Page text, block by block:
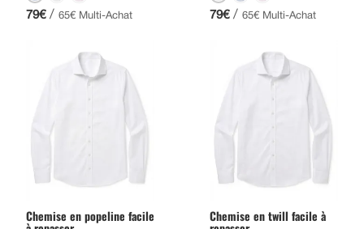
79€ / 65€ Multi-Achat 79€ / 65€ Multi-Achat
Chemise en popeline facile Chemise en twill facile à